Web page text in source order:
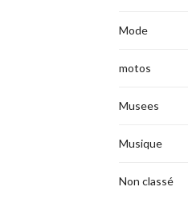
Mode
motos
Musees
Musique
Non classé